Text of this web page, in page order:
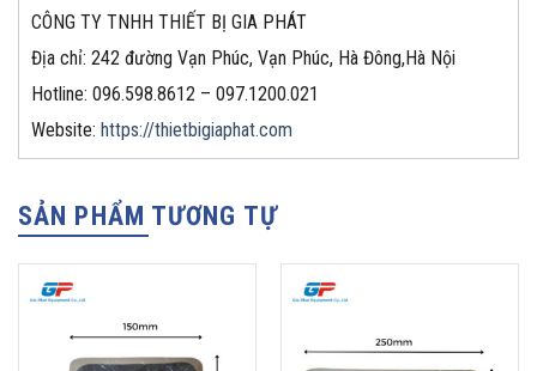
CÔNG TY TNHH THIẾT BỊ GIA PHÁT
Địa chỉ: 242 đường Vạn Phúc, Vạn Phúc, Hà Đông,Hà Nội
Hotline: 096.598.8612 – 097.1200.021
Website: https://thietbigiaphat.com
SẢN PHẨM TƯƠNG TỰ